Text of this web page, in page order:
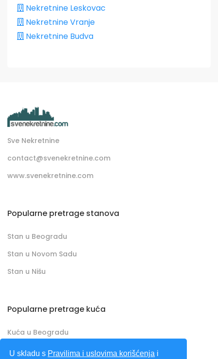
U skladu s Pravilima i uslovima korišćenja i
Nekretnine Leskovac
Nekretnine Vranje
Nekretnine Budva
Sve Nekretnine
contact@svenekretnine.com
www.svenekretnine.com
Popularne pretrage stanova
Stan u Beogradu
Stan u Novom Sadu
Stan u Nišu
Popularne pretrage kuća
Kuća u Beogradu
Kuća u Novom Sadu